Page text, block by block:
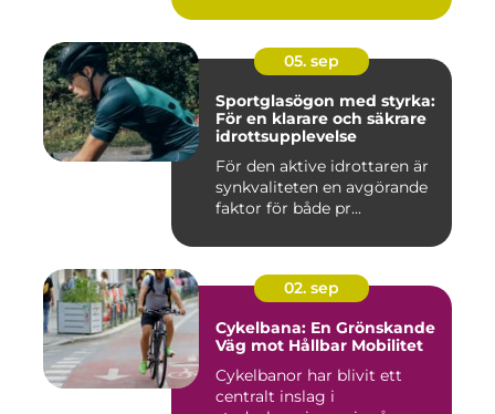
05. sep
Sportglasögon med styrka:
För en klarare och säkrare
idrottsupplevelse
För den aktive idrottaren är
synkvaliteten en avgörande
faktor för både pr...
02. sep
Cykelbana: En Grönskande
Väg mot Hållbar Mobilitet
Cykelbanor har blivit ett
centralt inslag i